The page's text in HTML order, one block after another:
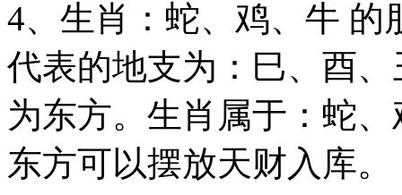
4、生肖：蛇、鸡、牛 的
代表的地支为：巳、酉
为东方。生肖属于：蛇
东方可以摆放天财入库。